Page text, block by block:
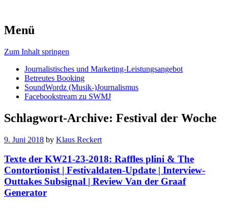
Menü
Zum Inhalt springen
Journalistisches und Marketing-Leistungsangebot
Betreutes Booking
SoundWordz (Musik-)Journalismus
Facebookstream zu SWMJ
Schlagwort-Archive: Festival der Woche
9. Juni 2018 by Klaus Reckert
Texte der KW21-23-2018: Raffles plini & The
Contortionist | Festivaldaten-Update | Interview-
Outtakes Subsignal | Review Van der Graaf
Generator